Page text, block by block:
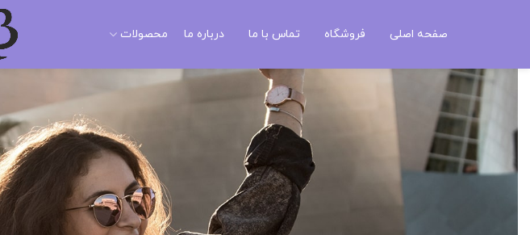
صفحه اصلی فروشگاه تماس با ما درباره ما محصولات